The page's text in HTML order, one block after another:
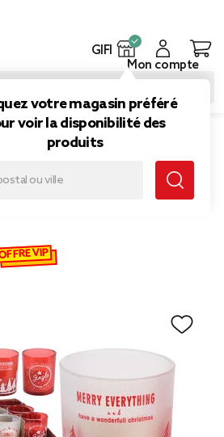
GIFI
votre magasin préféré
voir la disponibilité des
produits
Mon compte
en verre
de 1,00 € à 0,70 €
VIP